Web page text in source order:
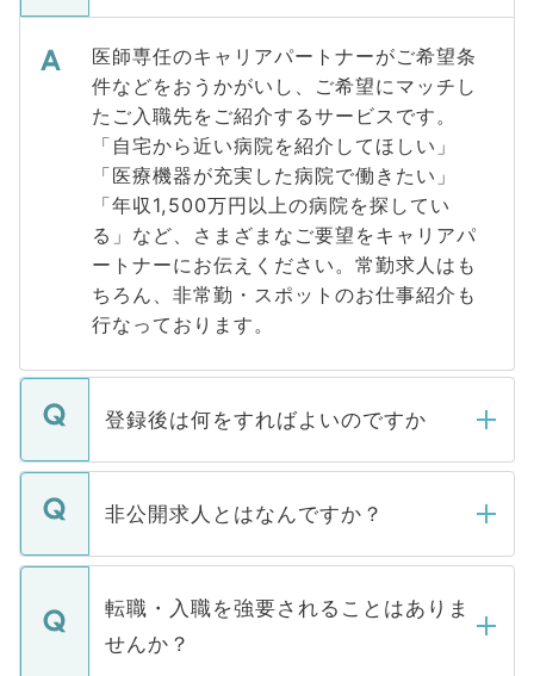
医師専任のキャリアパートナーがご希望条
件などをおうかがいし、ご希望にマッチし
たご入職先をご紹介するサービスです。
「自宅から近い病院を紹介してほしい」
「医療機器が充実した病院で働きたい」
「年収1,500万円以上の病院を探してい
る」など、さまざまなご要望をキャリアパ
ートナーにお伝えください。常勤求人はも
ちろん、非常勤・スポットのお仕事紹介も
行なっております。
登録後は何をすればよいのですか
ご登録いただきましたら、弊社担当者がご
登録内容を確認し、その後メールもしくは
ます。通常、5営業日以内にはご連絡をせて
いただきますので、しばらくお待ちくださ
非公開求人とはなんですか？
マイナビDOCTORで取り扱っている求人の
うち約3割は、Webサイトからご覧いただ
けない「非公開求人」です。非公開求人は
下記の理由によって、一般には公開してい
転職・入職を強要されることはありま
せんか？